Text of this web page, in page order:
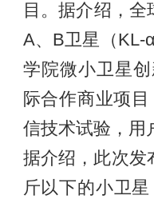
目。据介绍，
A、B卫星（KL-
学院微小卫星
际合作商业项
信技术试验，用
据介绍，此次发
斤以下的小卫